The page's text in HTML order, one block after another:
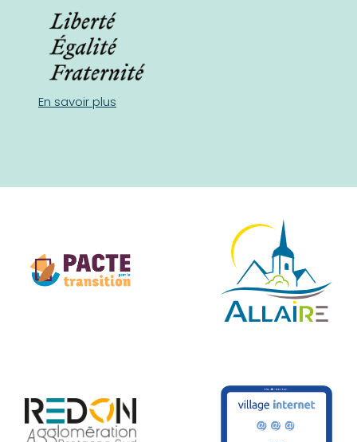
En savoir plus